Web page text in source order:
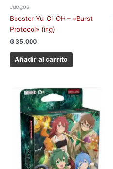
Juegos
Booster Yu-Gi-OH – «Burst
Protocol» (ing)
₲ 35.000
Añadir al carrito